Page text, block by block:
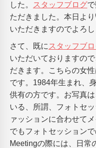
した。
スタッフブログ
ただきました。本日よ
いただきますのでよろ
さて、既に スタッフブ
いただいておりますの
だきます。こちらの女
です。1984年生まれ、
供有の方です。お写真
いる、所謂、フォトセ
ァッションに合わせて
でもフォトセッション
Meetingの際には、日常